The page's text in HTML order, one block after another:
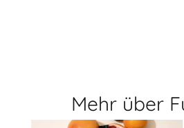
Mehr über